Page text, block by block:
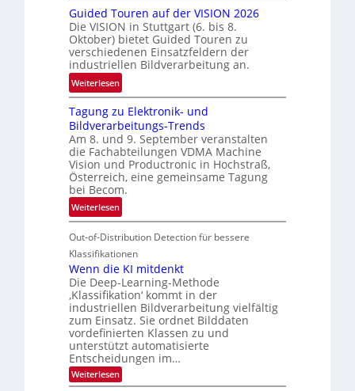
z
t
e
M
ö
g
l
i
c
h
k
e
i
t
e
ü
c
k
k
e
h
d
e
r
i
n
V
I
S
I
O
N
T
e
c
h
T
a
l
Guided Touren auf der VISION 2026
Die VISION in Stuttgart (6. bis 8.
Oktober) bietet Guided Touren zu
verschiedenen Einsatzfeldern der
industriellen Bildverarbeitung an.
Weiterlesen:
G
u
i
d
e
d
T
o
u
r
a
u
f
d
e
r
V
I
Tagung zu Elektronik- und
Bildverarbeitungs-Trends
Am 8. und 9. September veranstalten
die Fachabteilungen VDMA Machine
Vision und Productronic in Hochstraß,
Österreich, eine gemeinsame Tagung
bei Becom.
Weiterlesen:
T
a
g
u
n
g
z
u
E
l
e
k
Out-of-Distribution Detection für bessere
Klassifikationen
Wenn die KI mitdenkt
Die Deep-Learning-Methode
‚Klassifikation‘ kommt in der
industriellen Bildverarbeitung vielfältig
zum Einsatz. Sie ordnet Bilddaten
vordefinierten Klassen zu und
unterstützt automatisierte
Entscheidungen im…
Weiterlesen:
W